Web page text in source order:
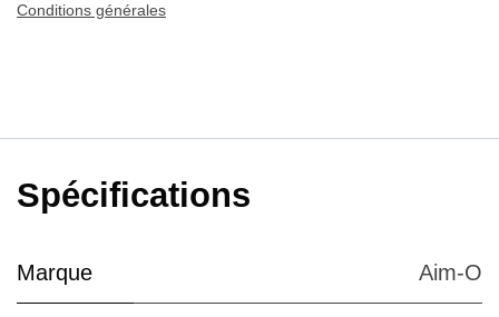
Conditions générales
Spécifications
Marque Aim-O